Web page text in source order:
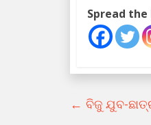
Spread the
← ବିଜୁ ଯୁବ-